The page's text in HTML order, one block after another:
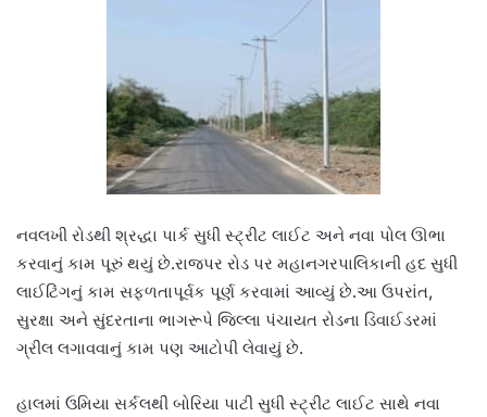
નવલખી રોડથી શ્રદ્ધા પાર્ક સુધી સ્ટ્રીટ લાઈટ અને નવા પોલ ઊભા
કરવાનું કામ પૂરું થયું છે.રાજપર રોડ પર મહાનગરપાલિકાની હદ સુધી
લાઈટિંગનું કામ સફળતાપૂર્વક પૂર્ણ કરવામાં આવ્યું છે.આ ઉપરાંત,
સુરક્ષા અને સુંદરતાના ભાગરૂપે જિલ્લા પંચાયત રોડના ડિવાઈડરમાં
ગ્રીલ લગાવવાનું કામ પણ આટોપી લેવાયું છે.
હાલમાં ઉમિયા સર્કલથી બોરિયા પાટી સુધી સ્ટ્રીટ લાઈટ સાથે નવા